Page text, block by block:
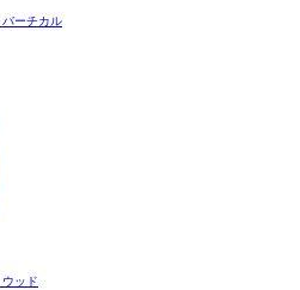
バーチカル
ウッド